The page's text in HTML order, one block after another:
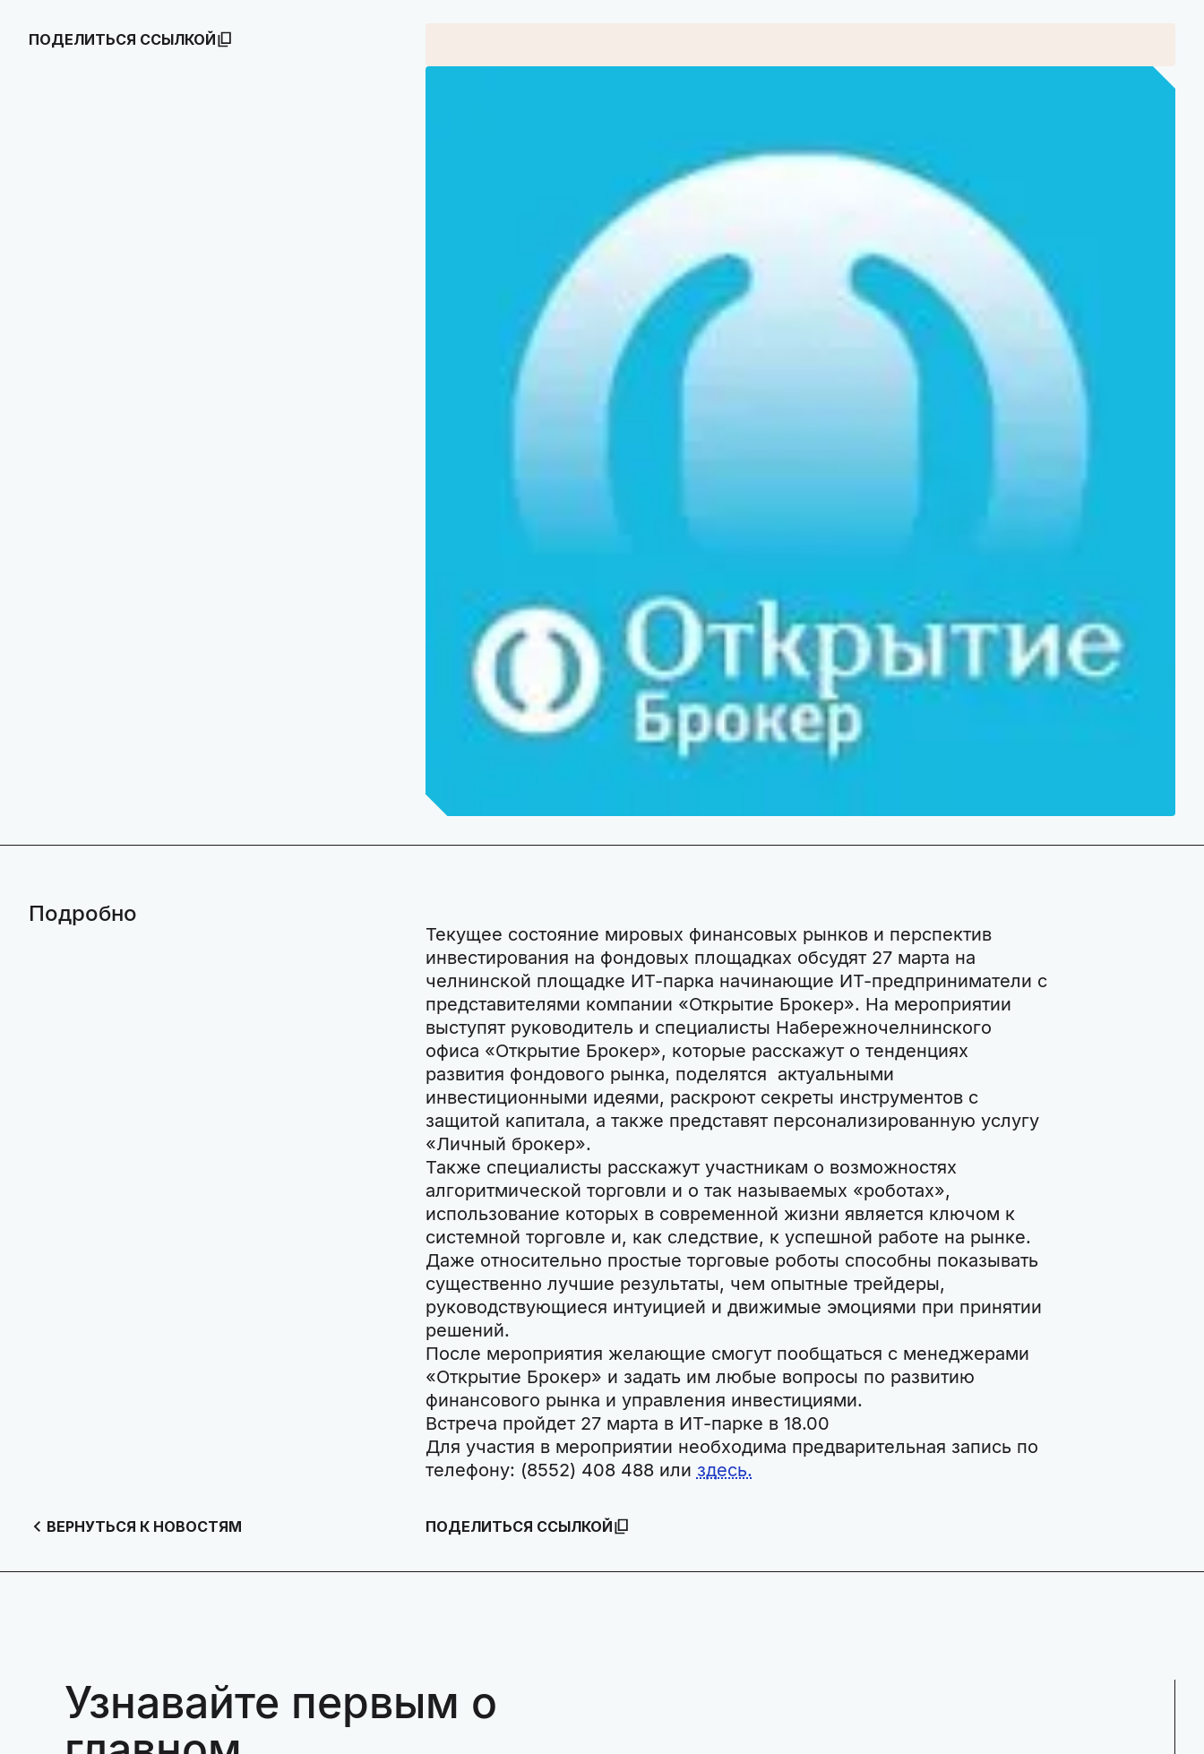
ПОДЕЛИТЬСЯ ССЫЛКОЙ
Подробно
Текущее состояние мировых финансовых рынков и перспектив
инвестирования на фондовых площадках обсудят 27 марта на
челнинской площадке ИТ-парка начинающие ИТ-предприниматели с
представителями компании «Открытие Брокер». На мероприятии
выступят руководитель и специалисты Набережночелнинского
офиса «Открытие Брокер», которые расскажут о тенденциях
развития фондового рынка, поделятся актуальными
инвестиционными идеями, раскроют секреты инструментов с
защитой капитала, а также представят персонализированную услугу
«Личный брокер».
Также специалисты расскажут участникам о возможностях
алгоритмической торговли и о так называемых «роботах»,
использование которых в современной жизни является ключом к
системной торговле и, как следствие, к успешной работе на рынке.
Даже относительно простые торговые роботы способны показывать
существенно лучшие результаты, чем опытные трейдеры,
руководствующиеся интуицией и движимые эмоциями при принятии
решений.
После мероприятия желающие смогут пообщаться с менеджерами
«Открытие Брокер» и задать им любые вопросы по развитию
финансового рынка и управления инвестициями.
Встреча пройдет 27 марта в ИТ-парке в 18.00
Для участия в мероприятии необходима предварительная запись по
телефону: (8552) 408 488 или здесь.
ВЕРНУТЬСЯ К НОВОСТЯМ ПОДЕЛИТЬСЯ ССЫЛКОЙ
Узнавайте первым о